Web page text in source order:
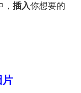
， 插入你想要的
片